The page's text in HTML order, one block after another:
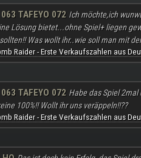
063 TAFEYO 072 Ich möchte,ich
Lösung bietet...ohne Spiel+ liegen
Was wollt ihr..wie soll man mit
Raider - Erste Verkaufszahlen aus
063 TAFEYO 072 Habe das Spiel
100%!! Wollt ihr uns veräppeln!!??
Raider - Erste Verkaufszahlen aus